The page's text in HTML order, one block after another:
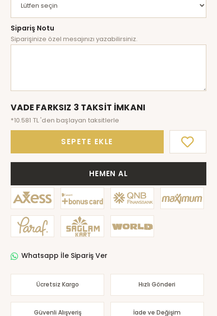
Sipariş Notu
Siparişinize özel mesajınızı yazabilirsiniz.
VADE FARKSIZ 3 TAKSİT İMKANI
*10.581 TL 'den başlayan taksitlerle
SEPETE EKLE
HEMEN AL
Whatsapp İle Sipariş Ver
Ücretsiz Kargo Hızlı Gönderi
Güvenli Alışveriş İade ve Değişim